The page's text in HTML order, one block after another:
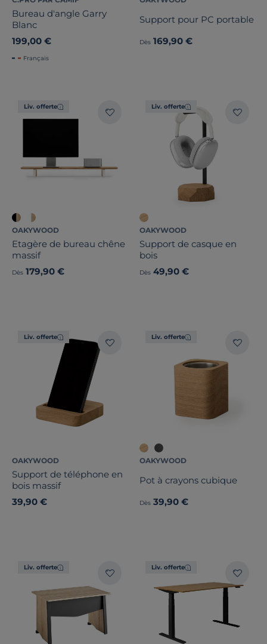
Bureau d'angle Garry
Blanc
199,00 €
Français
Support pour PC portable
Dès 169,90 €
Liv. offerte
OAKYWOOD
Etagère de bureau chêne
massif
Dès 179,90 €
Liv. offerte
OAKYWOOD
Support de casque en
bois
Dès 49,90 €
Liv. offerte
OAKYWOOD
Support de téléphone en
bois massif
39,90 €
Liv. offerte
OAKYWOOD
Pot à crayons cubique
Dès 39,90 €
Liv. offerte Liv. offerte